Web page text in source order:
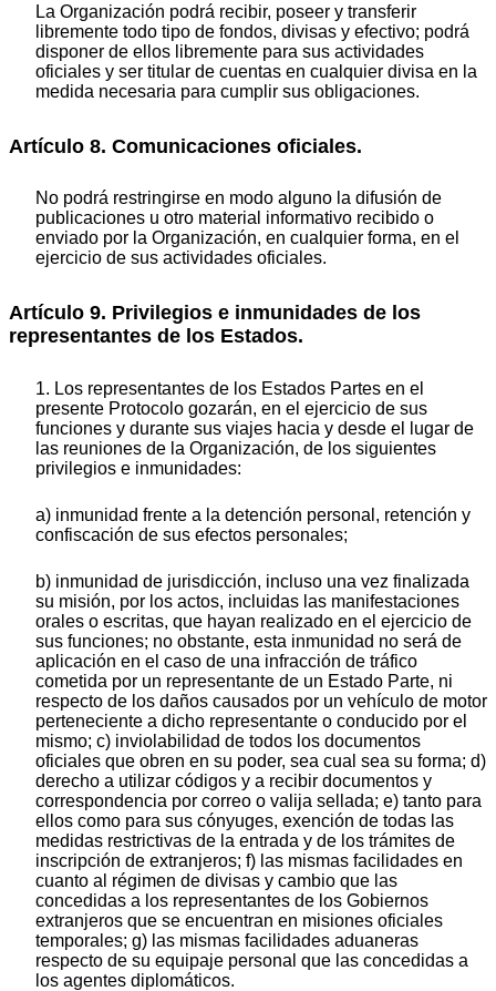
La Organización podrá recibir, poseer y transferir
libremente todo tipo de fondos, divisas y efectivo; podrá
disponer de ellos libremente para sus actividades
oficiales y ser titular de cuentas en cualquier divisa en la
medida necesaria para cumplir sus obligaciones.
Artículo 8. Comunicaciones oficiales.
No podrá restringirse en modo alguno la difusión de
publicaciones u otro material informativo recibido o
enviado por la Organización, en cualquier forma, en el
ejercicio de sus actividades oficiales.
Artículo 9. Privilegios e inmunidades de los
representantes de los Estados.
1. Los representantes de los Estados Partes en el
presente Protocolo gozarán, en el ejercicio de sus
funciones y durante sus viajes hacia y desde el lugar de
las reuniones de la Organización, de los siguientes
privilegios e inmunidades:
a) inmunidad frente a la detención personal, retención y
confiscación de sus efectos personales;
b) inmunidad de jurisdicción, incluso una vez finalizada
su misión, por los actos, incluidas las manifestaciones
orales o escritas, que hayan realizado en el ejercicio de
sus funciones; no obstante, esta inmunidad no será de
aplicación en el caso de una infracción de tráfico
cometida por un representante de un Estado Parte, ni
respecto de los daños causados por un vehículo de motor
perteneciente a dicho representante o conducido por el
mismo; c) inviolabilidad de todos los documentos
oficiales que obren en su poder, sea cual sea su forma; d)
derecho a utilizar códigos y a recibir documentos y
correspondencia por correo o valija sellada; e) tanto para
ellos como para sus cónyuges, exención de todas las
medidas restrictivas de la entrada y de los trámites de
inscripción de extranjeros; f) las mismas facilidades en
cuanto al régimen de divisas y cambio que las
concedidas a los representantes de los Gobiernos
extranjeros que se encuentran en misiones oficiales
temporales; g) las mismas facilidades aduaneras
respecto de su equipaje personal que las concedidas a
los agentes diplomáticos.